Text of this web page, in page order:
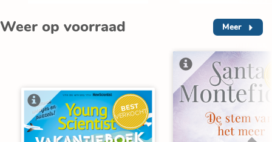
Weer op voorraad Meer
BEST
VERKOCHT